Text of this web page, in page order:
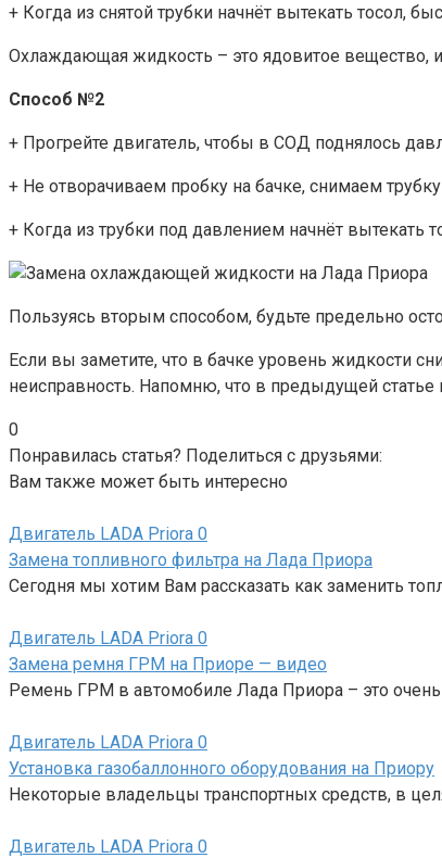
+ Когда из снятой трубки начнёт вытекать тосол,
Охлаждающая жидкость – это ядовитое вещество,
Способ №2
+ Прогрейте двигатель, чтобы в СОД поднялось
+ Не отворачиваем пробку на бачке, снимаем
+ Когда из трубки под давлением начнёт вытекать
Пользуясь вторым способом, будьте предельно
Если вы заметите, что в бачке уровень жидкости
неисправность. Напомню, что в предыдущей
0
Понравилась статья? Поделиться с друзьями:
Вам также может быть интересно
Двигатель LADA Priora 0
Замена топливного фильтра на Лада Приора
Сегодня мы хотим Вам рассказать как заменить
Двигатель LADA Priora 0
Замена ремня ГРМ на Приоре — видео
Ремень ГРМ в автомобиле Лада Приора – это
Двигатель LADA Priora 0
Установка газобаллонного оборудования на Приору
Некоторые владельцы транспортных средств, в
Двигатель LADA Priora 0